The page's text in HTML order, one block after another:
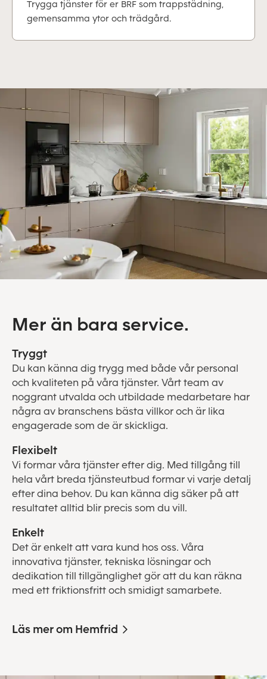
Trygga tjänster för er BRF som trappstädning,
gemensamma ytor och trädgård.
Mer än bara service.
Tryggt
Du kan känna dig trygg med både vår personal
och kvaliteten på våra tjänster. Vårt team av
noggrant utvalda och utbildade medarbetare har
några av branschens bästa villkor och är lika
engagerade som de är skickliga.
Flexibelt
Vi formar våra tjänster efter dig. Med tillgång till
hela vårt breda tjänsteutbud formar vi varje detalj
efter dina behov. Du kan känna dig säker på att
resultatet alltid blir precis som du vill.
Enkelt
Det är enkelt att vara kund hos oss. Våra
innovativa tjänster, tekniska lösningar och
dedikation till tillgänglighet gör att du kan räkna
med ett friktionsfritt och smidigt samarbete.
Läs mer om Hemfrid